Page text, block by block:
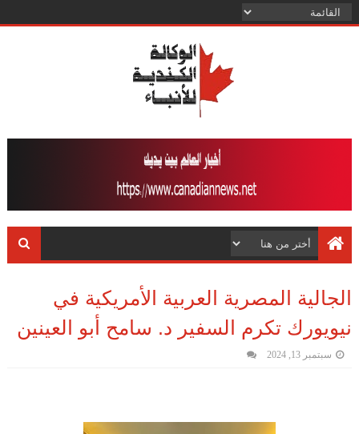
الجالية المصرية العربية الأمريكية في
نيويورك تكرم السفير د. سامح أبو العينين
سبتمبر 13, 2024